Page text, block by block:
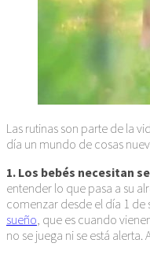
Las rutinas son parte de la
día un mundo de cosas
1. Los bebés necesitan
entender lo que pasa a su
comenzar desde el día 1
sueño , que es cuando
no se juega ni se está